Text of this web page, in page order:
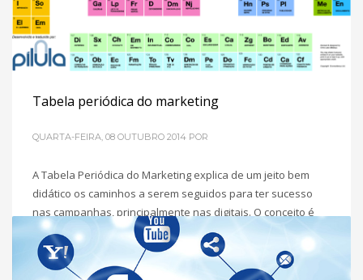
POSTADO EM
EMPREENDEDORISMO
Tabela periódica do marketing
QUARTA-FEIRA, 08 OUTUBRO 2014 POR
A Tabela Periódica do Marketing explica de um jeito bem
didático os caminhos a serem seguidos para ter sucesso
nas campanhas, principalmente nas digitais. O conceito é
bem simples, basta seguir o guia com 7 passos para o
sucesso e identificar os melhores elementos para suas
ações. GUIA COM 7 PASSOS PARA O SUCESSO Reserve